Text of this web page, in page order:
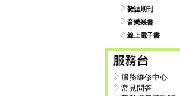
雜誌期刊
音樂叢書
線上電子書
服務維修中心
常見問答